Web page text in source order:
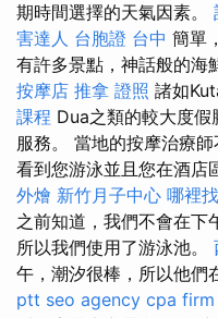
期時間選擇的天氣因素。
害達人 台胞證 台中 簡單
有許多景點，神話般的海
按摩店 推拿 證照 諸如
課程 Dua之類的較大度
服務。 當地的按摩治療
看到您游泳並且您在酒店
外燴 新竹月子中心 哪裡
之前知道，我們不會在下
所以我們使用了游泳池。
午，潮汐很棒，所以他們
ptt seo agency cpa firm